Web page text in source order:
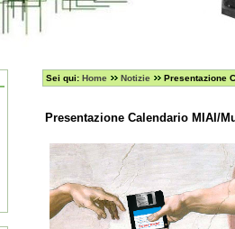
Sei qui: Home Notizie Presentazione
Presentazione Calendario MIAI/